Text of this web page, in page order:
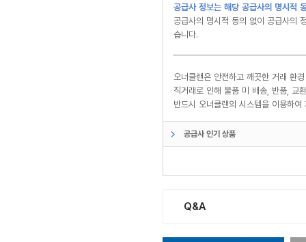
공급사 정보는 해당 공급사의 명시적
공급사의 명시적 동의 없이 공급사의
습니다.
오너클랜은 안전하고 깨끗한 거래 환
직거래로 인해 물품 미 배송, 반품, 교
반드시 오너클랜의 시스템을 이용하
공급사 인기 상품
Q&A